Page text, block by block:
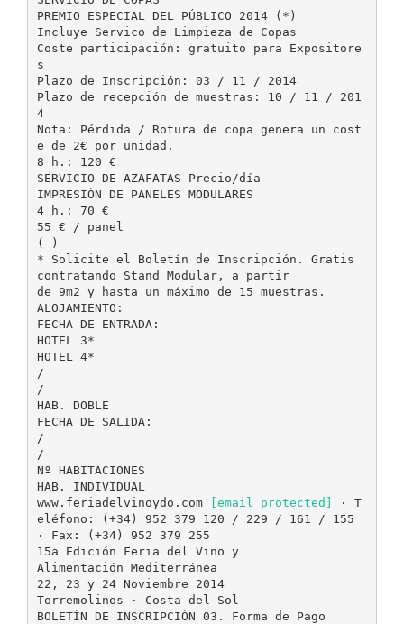
PREMIO ESPECIAL DEL PÚBLICO 2014 (*)
Incluye Servico de Limpieza de Copas
Coste participación: gratuito para Expositore
s
Plazo de Inscripción: 03 / 11 / 2014
Plazo de recepción de muestras: 10 / 11 / 201
4
Nota: Pérdida / Rotura de copa genera un cost
e de 2€ por unidad.
8 h.: 120 €
SERVICIO DE AZAFATAS Precio/día
IMPRESIÓN DE PANELES MODULARES
4 h.: 70 €
55 € / panel
( )
* Solicite el Boletín de Inscripción. Gratis
contratando Stand Modular, a partir
de 9m2 y hasta un máximo de 15 muestras.
ALOJAMIENTO:
FECHA DE ENTRADA:
HOTEL 3*
HOTEL 4*
/
/
HAB. DOBLE
FECHA DE SALIDA:
/
/
Nº HABITACIONES
HAB. INDIVIDUAL
www.feriadelvinoydo.com
[email protected]
· T
eléfono: (+34) 952 379 120 / 229 / 161 / 155
· Fax: (+34) 952 379 255
15a Edición Feria del Vino y
Alimentación Mediterránea
22, 23 y 24 Noviembre 2014
Torremolinos · Costa del Sol
BOLETÍN DE INSCRIPCIÓN 03. Forma de Pago